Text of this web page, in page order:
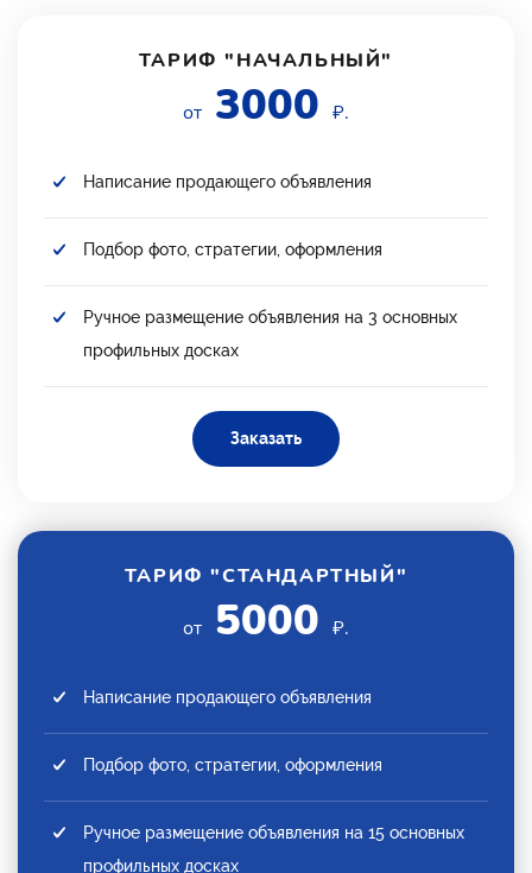
ТАРИФ "НАЧАЛЬНЫЙ"
от 3000 ₽.
Написание продающего объявления
Подбор фото, стратегии, оформления
Ручное размещение объявления на 3 основных
профильных досках
Заказать
ТАРИФ "СТАНДАРТНЫЙ"
от 5000 ₽.
Написание продающего объявления
Подбор фото, стратегии, оформления
Ручное размещение объявления на 15 основных
профильных досках